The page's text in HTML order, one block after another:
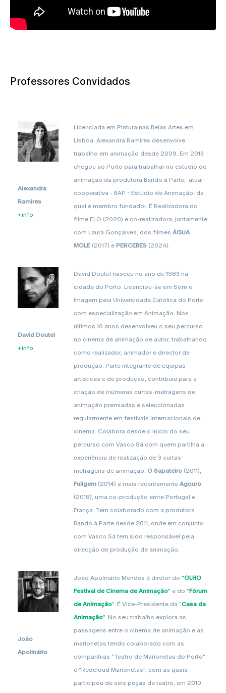
Professores Convidados
Alexandra
Ramires
+info
Licenciada em Pintura nas Belas Artes em
Lisboa, Alexandra Ramires desenvolve
trabalho em animação desde 2009. Em 2013
chegou ao Porto para trabalhar no estúdio de
animação da produtora Bando à Parte; atual
cooperativa - BAP - Estúdio de Animação, da
qual é membro fundador. É Realizadora do
filme ELO (2020) e co-realizadora, juntamente
com Laura Gonçalves, dos filmes ÁGUA
MOLE (2017) e PERCEBES (2024).
David Doutel
+info
David Doutel nasceu no ano de 1983 na
cidade do Porto. Licenciou-se em Som e
Imagem pela Universidade Católica do Porto
com especialização em Animação. Nos
últimos 10 anos desenvolveu o seu percurso
no cinema de animação de autor, trabalhando
como realizador, animador e director de
produção. Parte integrante de equipas
artísticas e de produção, contribuiu para a
criação de inúmeras curtas-metragens de
animação premiadas e seleccionadas
regularmente em festivais internacionais de
cinema. Colabora desde o início do seu
percurso com Vasco Sá com quem partilha a
experiência de realização de 3 curtas-
metragens de animação: O Sapateiro (2011),
Fuligem (2014) e mais recentemente Agouro
(2018), uma co-produção entre Portugal e
França. Tem colaborado com a produtora
Bando à Parte desde 2011, onde em conjunto
com Vasco Sá tem sido responsável pela
direcção de produção de animação.
João
Apolinário
João Apolinário Mendes é diretor do "OLHO
Festival de Cinema de Animação" e do "Fórum
de Animação". É Vice-Presidente da "Casa da
Animação". No seu trabalho explora as
passagens entre o cinema de animação e as
marionetas tendo colaborado com as
companhias "Teatro de Marionetas do Porto"
e "Redcloud Marionetas", com as quais
participou de seis peças de teatro, em 2010